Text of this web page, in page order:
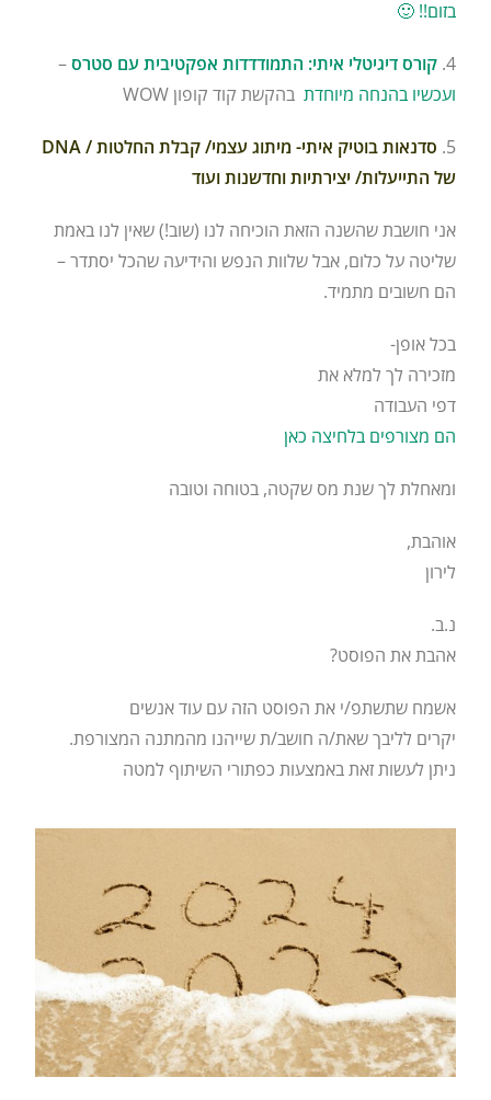
בזום!! 🙂
4. קורס דיגיטלי איתי: התמודדדות אפקטיבית עם סטרס–
ועכשיו בהנחה מיוחדת בהקשת קוד קופון WOW
5.
סדנאות בוטיק איתי- מיתוג עצמי/ קבלת החלטות / DNA
של התייעלות/ יצירתיות וחדשנות ועוד
אני חושבת שהשנה הזאת הוכיחה לנו (שוב!) שאין לנו באמת
שליטה על כלום, אבל שלוות הנפש והידיעה שהכל יסתדר –
הם חשובים מתמיד.
בכל אופן-
מזכירה לך למלא את
דפי העבודה
הם מצורפים בלחיצה כאן
ומאחלת לך שנת מס שקטה, בטוחה וטובה
אוהבת,
לירון
נ.ב.
אהבת את הפוסט?
אשמח שתשתפ/י את הפוסט הזה עם עוד אנשים
יקרים לליבך שאת/ה חושב/ת שייהנו מהמתנה המצורפת.
ניתן לעשות זאת באמצעות כפתורי השיתוף למטה